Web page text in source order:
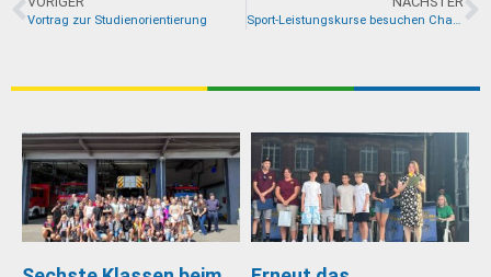
Vortrag zur Studienorientierung Sport-Leistungskurse besuchen Champions League Volleyballspiel in Stuttgart